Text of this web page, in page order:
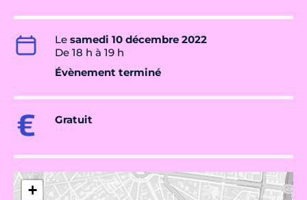
Le samedi 10 décembre 2022
De 18 h à 19 h
Évènement terminé
Gratuit
+